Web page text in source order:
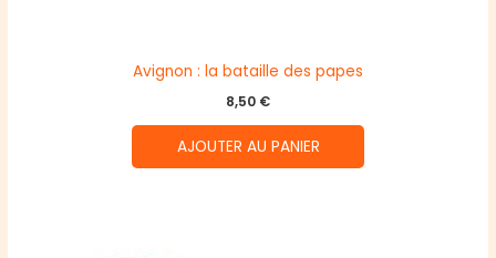
Avignon : la bataille des papes
8,50 €
AJOUTER AU PANIER